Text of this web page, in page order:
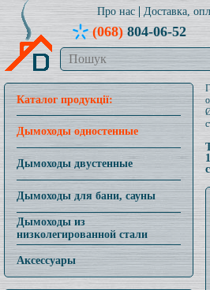
Про нас Доставка,
(068)804-06-52
Каталог продукції:
Дымоходы одностенные
Дымоходы двустенные
Дымоходы для бани, сауны
Дымоходы из
низколегированной стали
Аксессуары